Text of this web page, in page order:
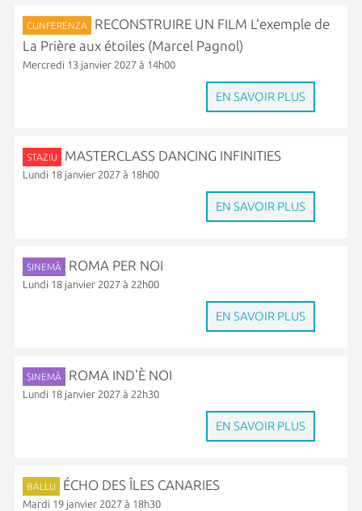
CUNFERENZA
RECONSTRUIRE UN FILM L’exemple de
La Prière aux étoiles (Marcel Pagnol)
Mercredi 13 janvier 2027 à 14h00
EN SAVOIR PLUS
STAZIU MASTERCLASS DANCING INFINITIES
Lundi 18 janvier 2027 à 18h00
EN SAVOIR PLUS
SINEMÀ ROMA PER NOI
Lundi 18 janvier 2027 à 22h00
EN SAVOIR PLUS
SINEMÀ ROMA IND'È NOI
Lundi 18 janvier 2027 à 22h30
EN SAVOIR PLUS
BALLU ÉCHO DES ÎLES CANARIES
Mardi 19 janvier 2027 à 18h30